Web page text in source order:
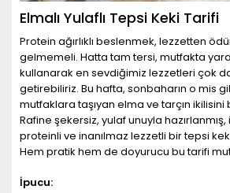
Elmalı Yulaflı Tepsi Keki Tarifi
Protein ağırlıklı beslenmek, lezzetten
gelmemeli. Hatta tam tersi, mutfakta
kullanarak en sevdiğimiz lezzetleri çok
getirebiliriz. Bu hafta, sonbaharın o mis
mutfaklara taşıyan elma ve tarçın
Rafine şekersiz, yulaf unuyla
proteinli ve inanılmaz lezzetli bir tepsi keki
Hem pratik hem de doyurucu bu tarifi
İpucu: